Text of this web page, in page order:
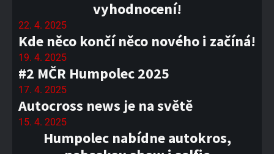
vyhodnocení!
22. 4. 2025
Kde něco končí něco nového i začíná!
19. 4. 2025
#2 MČR Humpolec 2025
17. 4. 2025
Autocross news je na světě
15. 4. 2025
Humpolec nabídne autokros,